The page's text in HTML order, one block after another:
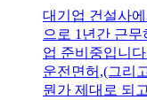
대기업 건설사
으로 1년간 근
업 준비중입니
운전면허,(그리
뭔가 제대로 되